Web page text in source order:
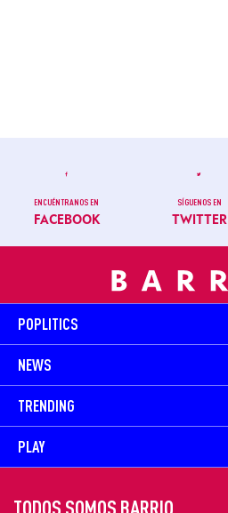
ENCUÉNTRANOS EN
FACEBOOK
SÍGUENOS EN
TWITTER
POPLITICS
NEWS
TRENDING
PLAY
TODOS SOMOS BARRIO